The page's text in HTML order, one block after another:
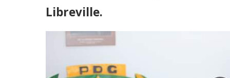
Libreville.